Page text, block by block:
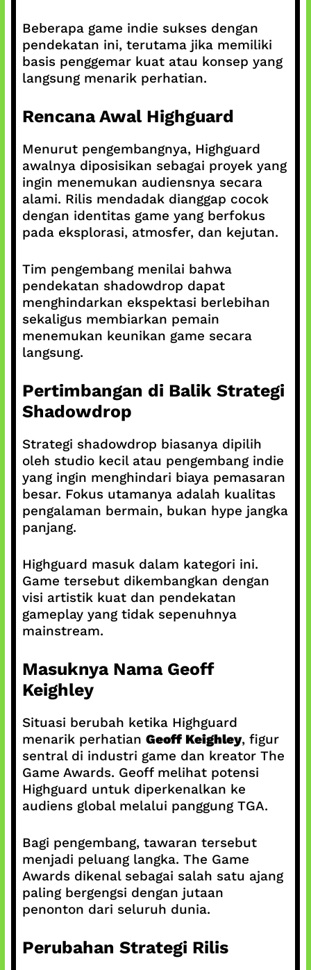
Beberapa game indie sukses dengan
pendekatan ini, terutama jika memiliki
basis penggemar kuat atau konsep yang
langsung menarik perhatian.
Rencana Awal Highguard
Menurut pengembangnya, Highguard
awalnya diposisikan sebagai proyek yang
ingin menemukan audiensnya secara
alami. Rilis mendadak dianggap cocok
dengan identitas game yang berfokus
pada eksplorasi, atmosfer, dan kejutan.
Tim pengembang menilai bahwa
pendekatan shadowdrop dapat
menghindarkan ekspektasi berlebihan
sekaligus membiarkan pemain
menemukan keunikan game secara
langsung.
Pertimbangan di Balik Strategi
Shadowdrop
Strategi shadowdrop biasanya dipilih
oleh studio kecil atau pengembang indie
yang ingin menghindari biaya pemasaran
besar. Fokus utamanya adalah kualitas
pengalaman bermain, bukan hype jangka
panjang.
Highguard masuk dalam kategori ini.
Game tersebut dikembangkan dengan
visi artistik kuat dan pendekatan
gameplay yang tidak sepenuhnya
mainstream.
Masuknya Nama Geoff
Keighley
Situasi berubah ketika Highguard
menarik perhatian Geoff Keighley, figur
sentral di industri game dan kreator The
Game Awards. Geoff melihat potensi
Highguard untuk diperkenalkan ke
audiens global melalui panggung TGA.
Bagi pengembang, tawaran tersebut
menjadi peluang langka. The Game
Awards dikenal sebagai salah satu ajang
paling bergengsi dengan jutaan
penonton dari seluruh dunia.
Perubahan Strategi Rilis